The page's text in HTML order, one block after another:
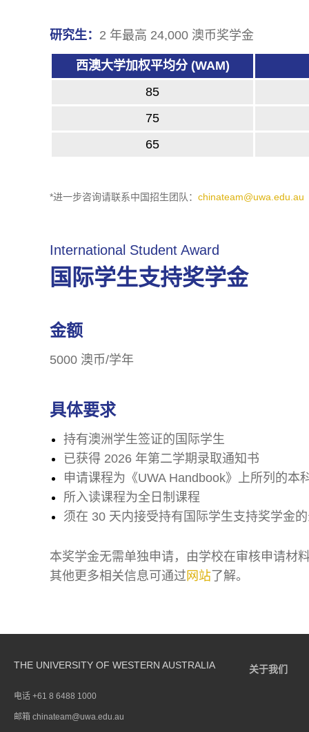
研究生： 2 年最高 24,000 澳币奖学金
西澳大学加权平均分 (WAM)
85
75
65
*进一步咨询请联系中国招生团队： chinateam@uwa.edu.au
International Student Award
国际学生支持奖学金
金额
5000 澳币/学年
具体要求
持有澳洲学生签证的国际学生
已获得 2026 年第二学期录取通知书
申请课程为《UWA Handbook》上所列的本
所入读课程为全日制课程
须在 30 天内接受持有国际学生支持奖学金
本奖学金无需单独申请，由学校在审核申请材
其他更多相关信息可通过 网站(
e
s
了解。
THE UNIVERSITY OF WESTERN AUSTRALIA
电话 +61 8 6488 1000
邮箱 chinateam@uwa.edu.au
关于我们